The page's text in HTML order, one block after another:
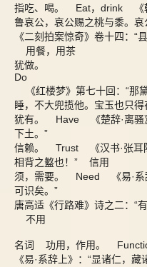
指吃、喝。 Eat，drink 《
鲁哀公，哀公赐之桃与黍。
《二刻拍案惊奇》卷十四：“
用餐，用茶
犹做。
Do
《红楼梦》第七十回：“那
睡，不大兜揽他。宝玉也只
犹有。 Have 《楚辞·离骚
下土。”
信赖。 Trust 《汉书·张耳
相背之盭也！” 信用
须，需要。 Need 《易·系
可识矣。”
唐高适《行路难》诗之二：“
不用
名词 功用，作用。
《易·系辞上》：“显诸仁，藏